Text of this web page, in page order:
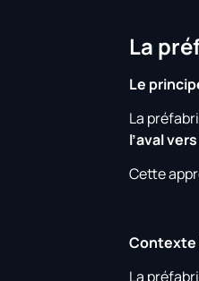
La
Le
La
l’aval
Cette
La